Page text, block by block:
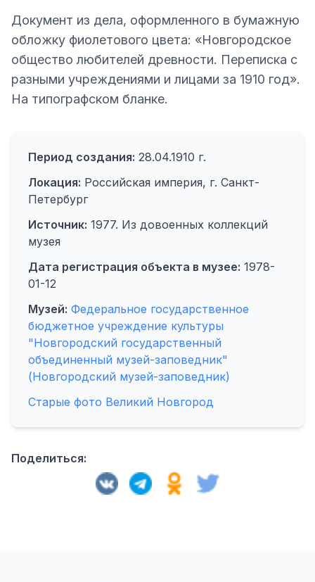
Документ из дела, оформленного в бумажную
обложку фиолетового цвета: «Новгородское
общество любителей древности. Переписка с
разными учреждениями и лицами за 1910 год».
На типографском бланке.
Период создания: 28.04.1910 г.
Локация: Российская империя, г. Санкт-
Петербург
Источник: 1977. Из довоенных коллекций
музея
Дата регистрация объекта в музее: 1978-
01-12
Музей: Федеральное государственное
бюджетное учреждение культуры
"Новгородский государственный
объединенный музей-заповедник"
(Новгородский музей-заповедник)
Старые фото Великий Новгород
Поделиться: